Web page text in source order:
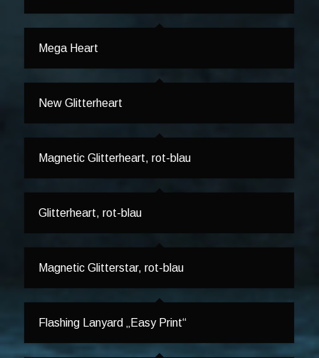
Mega Heart
New Glitterheart
Magnetic Glitterheart, rot-blau
Glitterheart, rot-blau
Magnetic Glitterstar, rot-blau
Flashing Lanyard „Easy Print“